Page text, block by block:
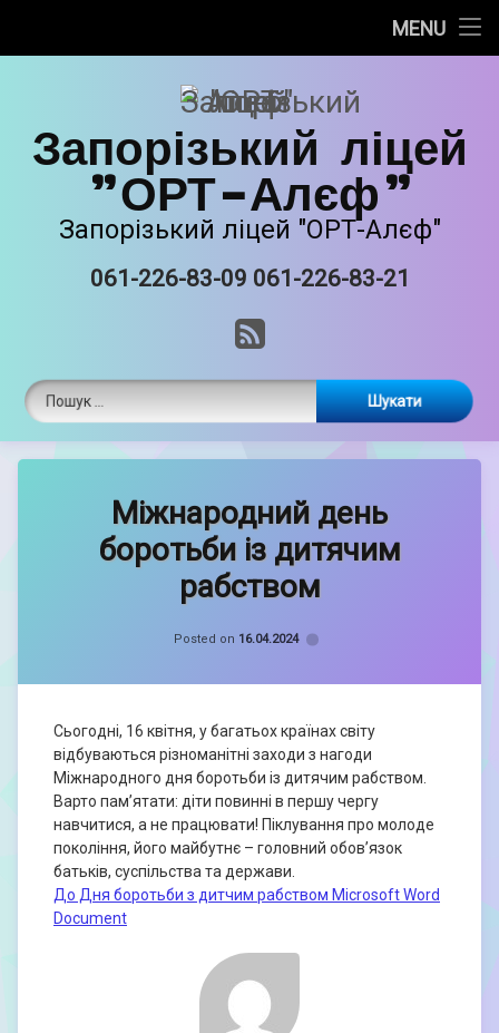
MENU
Прозорість та інформаційна відкритість
Безпечне освітнє середовище
Освітня діяльність
Виховна робота
Єврейські національні традиції
Матеріально-технічне забазпечення
ORT STEAM
Запорізький ліцей
"ОРТ-Алєф"
Запорізький ліцей "ОРТ-Алєф"
061-226-83-09 061-226-83-21
RSS
Пошук:
Міжнародний день
боротьби із дитячим
рабством
Posted on 16.04.2024
Сьогодні, 16 квітня, у багатьох країнах світу
відбуваються різноманітні заходи з нагоди
Міжнародного дня боротьби із дитячим рабством.
Варто пам’ятати: діти повинні в першу чергу
навчитися, а не працювати! Піклування про молоде
покоління, його майбутнє – головний обов’язок
батьків, суспільства та держави.
До Дня боротьби з дитчим рабством Microsoft Word
Document